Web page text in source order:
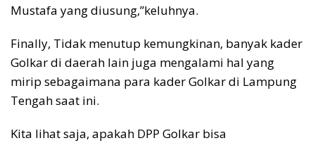
Mustafa yang diusung,”keluhnya.
Finally, Tidak menutup kemungkinan, banyak kader
Golkar di daerah lain juga mengalami hal yang
mirip sebagaimana para kader Golkar di Lampung
Tengah saat ini.
Kita lihat saja, apakah DPP Golkar bisa